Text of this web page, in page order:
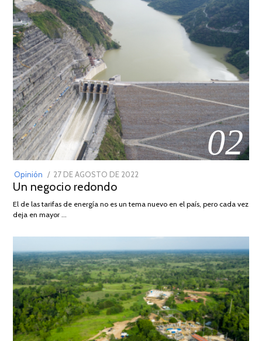
02
Opinión
POSTED
ON
27 DE AGOSTO DE 2022
DE
Un negocio redondo
El de las tarifas de energía no es un tema nuevo en el país, pero cada vez
deja en mayor …